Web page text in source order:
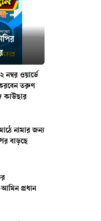
নম্বর ওয়ার্ডে
করবেন তরুণ
কাউছার
নামার জন্য
বাড়ছে
প্রধান